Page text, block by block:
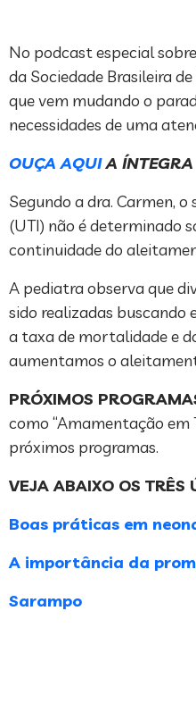
No podcast especial
da Sociedade Brasileira
que vem mudando o
necessidades de uma
OUÇA AQUIA ÍNTEGRA
Segundo a dra. Carmen,
(UTI) não é determinado
continuidade do
A pediatra observa que
sido realizadas buscando
a taxa de mortalidade e
aumentamos o
PRÓXIMOS
como “Amamentação em
próximos programas.
VEJA ABAIXO OS TRÊS
Boas práticas em
A importância da
Sarampo